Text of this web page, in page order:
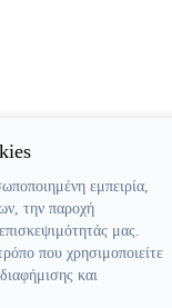
εμπειρία,
την παροχή
μας.
που χρησιμοποιείτε
και